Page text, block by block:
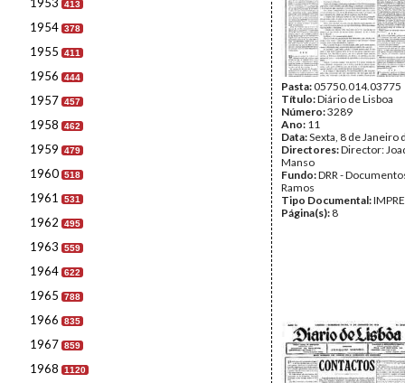
413
1954 378
1955 411
1956 444
1957 457
1958 462
1959 479
1960 518
1961 531
1962 495
1963 559
1964 622
1965 788
1966 835
1967 859
1968 1120
Pasta:05750.014.03775
Título:Diário de Lisboa
Número:3289
Ano: 11
Data:Sexta, 8 de Janeiro
Directores:Director:
Manso
Fundo:DRR -
Ramos
Tipo Documental:
Página(s): 8